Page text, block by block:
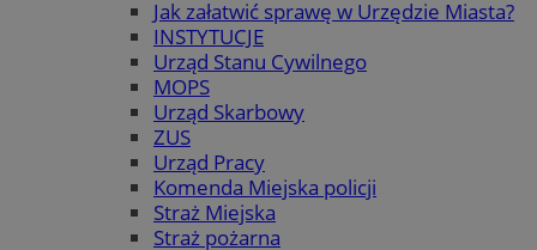
Jak załatwić sprawę w Urzędzie Miasta?
INSTYTUCJE
Urząd Stanu Cywilnego
MOPS
Urząd Skarbowy
ZUS
Urząd Pracy
Komenda Miejska policji
Straż Miejska
Straż pożarna